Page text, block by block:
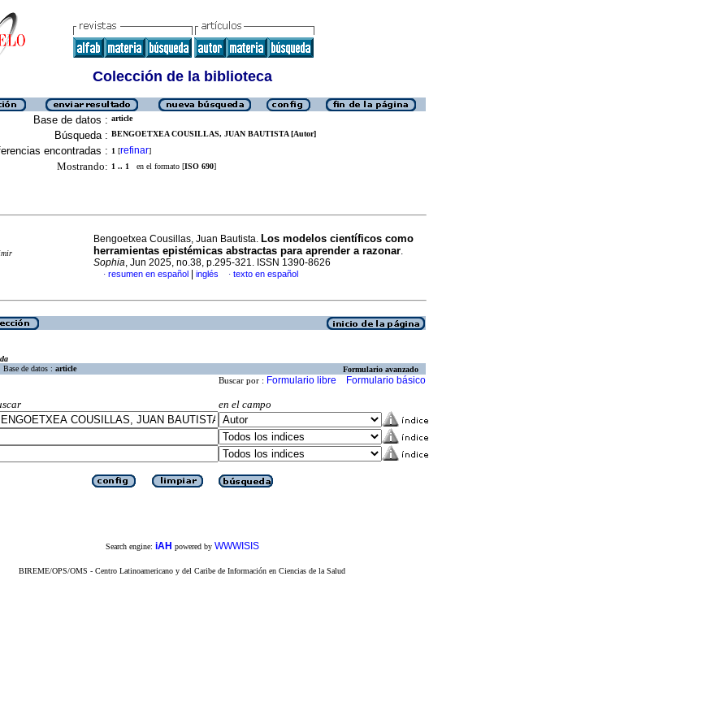
Colección de la biblioteca
Base de datos : article
Búsqueda : BENGOETXEA COUSILLAS, JUAN BAUTISTA [Autor]
encontradas : 1 [refinar]
Mostrando: 1 .. 1 en el formato [ISO 690]
Bengoetxea Cousillas, Juan Bautista. Los modelos científicos como
herramientas epistémicas abstractas para aprender a razonar.
Sophia, Jun 2025, no.38, p.295-321. ISSN 1390-8626
· resumen en español inglés · texto en español
Base de datos : article Formulario avanzado
Buscar por : Formulario libre Formulario básico
en el campo
Search engine: iAH powered by WWWISIS
BIREME/OPS/OMS - Centro Latinoamericano y del Caribe de Información en Ciencias de la Salud